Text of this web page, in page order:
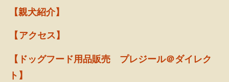
【親犬紹介】
【アクセス】
【ドッグフード用品販売 プレジール＠ダイレク
ト】